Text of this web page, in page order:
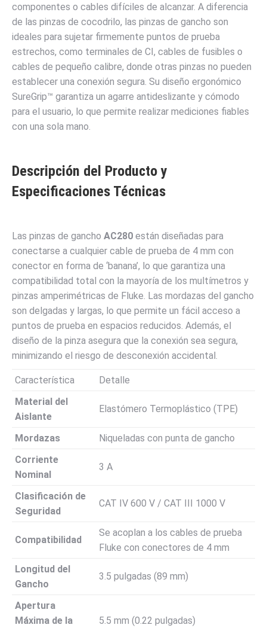
componentes o cables difíciles de alcanzar. A diferencia
de las pinzas de cocodrilo, las pinzas de gancho son
ideales para sujetar firmemente puntos de prueba
estrechos, como terminales de CI, cables de fusibles o
cables de pequeño calibre, donde otras pinzas no pueden
establecer una conexión segura. Su diseño ergonómico
SureGrip™ garantiza un agarre antideslizante y cómodo
para el usuario, lo que permite realizar mediciones fiables
con una sola mano.
Descripción del Producto y
Especificaciones Técnicas
Las pinzas de gancho AC280 están diseñadas para
conectarse a cualquier cable de prueba de 4 mm con
conector en forma de ‘banana’, lo que garantiza una
compatibilidad total con la mayoría de los multímetros y
pinzas amperimétricas de Fluke. Las mordazas del gancho
son delgadas y largas, lo que permite un fácil acceso a
puntos de prueba en espacios reducidos. Además, el
diseño de la pinza asegura que la conexión sea segura,
minimizando el riesgo de desconexión accidental.
Característica
Detalle
Material del
Aislante
Elastómero Termoplástico (TPE)
Mordazas
Niqueladas con punta de gancho
Corriente
Nominal
3 A
Clasificación de
Seguridad
CAT IV 600 V / CAT III 1000 V
Compatibilidad
Se acoplan a los cables de prueba
Fluke con conectores de 4 mm
Longitud del
Gancho
3.5 pulgadas (89 mm)
Apertura
Máxima de la
5.5 mm (0.22 pulgadas)